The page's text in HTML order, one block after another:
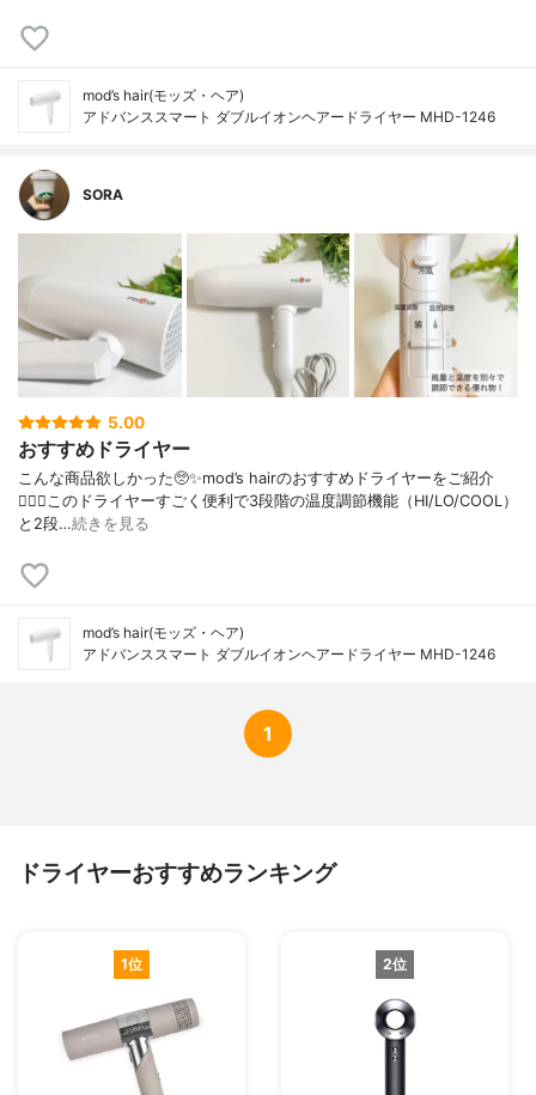
mod’s hair(モッズ・ヘア)
アドバンススマート ダブルイオンヘアードライヤー MHD-1246
SORA
5.00
おすすめドライヤー
こんな商品欲しかった🥺✨mod’s hairのおすすめドライヤーをご紹介
💁🏻‍♀️⁡このドライヤーすごく便利で3段階の温度調節機能（HI/LO/COOL）
と2段…続きを見る
mod’s hair(モッズ・ヘア)
アドバンススマート ダブルイオンヘアードライヤー MHD-1246
1
ドライヤーおすすめランキング
1位 2位